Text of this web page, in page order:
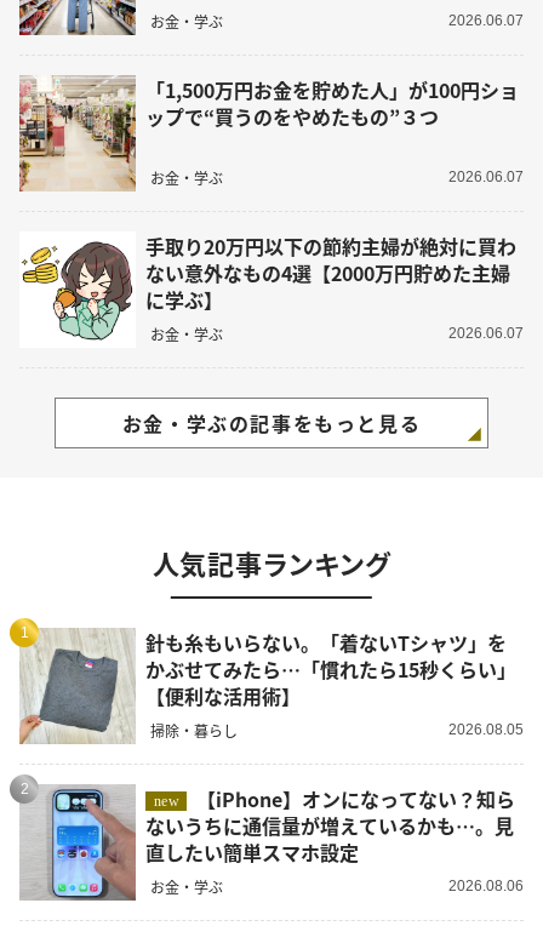
お金・学ぶ 2026.06.07
「1,500万円お金を貯めた人」が100円ショ
ップで“買うのをやめたもの”３つ
お金・学ぶ 2026.06.07
手取り20万円以下の節約主婦が絶対に買わ
ない意外なもの4選【2000万円貯めた主婦
に学ぶ】
お金・学ぶ 2026.06.07
お金・学ぶの記事をもっと見る
人気記事ランキング
1
針も糸もいらない。「着ないTシャツ」を
かぶせてみたら…「慣れたら15秒くらい」
【便利な活用術】
掃除・暮らし 2026.08.05
2
new
ないうちに通信量が増えているかも…。見
直したい簡単スマホ設定
お金・学ぶ 2026.08.06